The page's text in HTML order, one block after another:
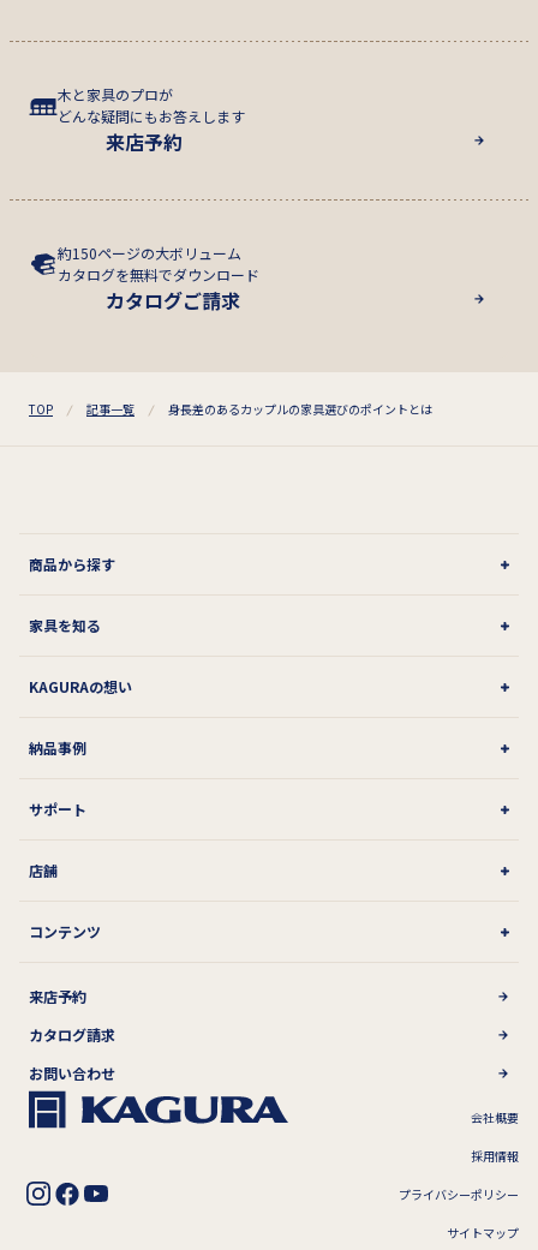
木と家具のプロが
どんな疑問にもお答えします
来店予約
約150ページの大ボリューム
カタログを無料でダウンロード
カタログご請求
TOP 記事一覧 身長差のあるカップルの家具選びのポイントとは
商品から探す
家具を知る
KAGURAの想い
納品事例
サポート
店舗
コンテンツ
来店予約
カタログ請求
お問い合わせ
会社概要
採用情報
プライバシーポリシー
サイトマップ